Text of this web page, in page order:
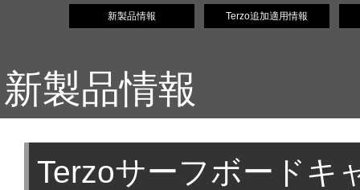
新製品情報 Terzo追加適用情報
新製品情報
Terzoサーフボードキ